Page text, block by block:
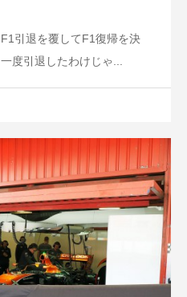
引退を覆してF1復帰を決
度引退したわけじゃ...